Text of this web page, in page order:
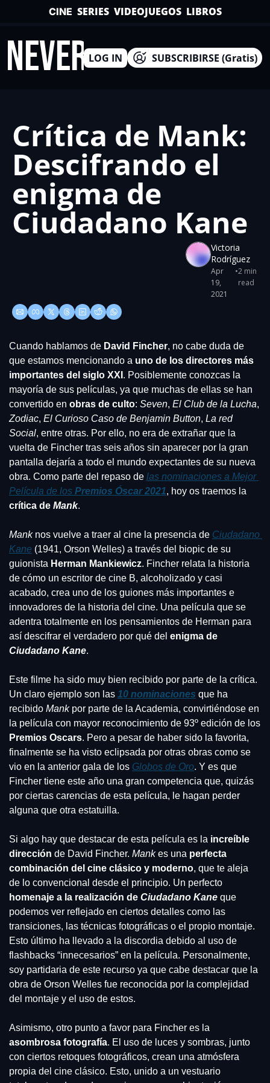
CINE SERIES VIDEOJUEGOS LIBROS
LOG IN SUBSCRIBIRSE (Gratis)
Crítica de Mank:
Descifrando el
enigma de
Ciudadano Kane
Victoria
Rodríguez
Apr
19,
2021
•2 min
read
Cuando hablamos de David Fincher, no cabe duda de
que estamos mencionando a uno de los directores más
importantes del siglo XXI . Posiblemente conozcas la
mayoría de sus películas, ya que muchas de ellas se han
convertido en obras de culto: Seven, El Club de la Lucha
Zodiac, El Curioso Caso de Benjamin Button, La red
Social, entre otras. Por ello, no era de extrañar que la
vuelta de Fincher tras seis años sin aparecer por la gran
pantalla dejaría a todo el mundo expectantes de su nueva
obra. Como parte del repaso de las nominaciones a Mejor
Película de los Premios Óscar 2021
crítica de Mank.
Mank nos vuelve a traer al cine la presencia de Ciudadano
Kane (1941, Orson Welles) a través del biopic de su
guionista Herman Mankiewicz. Fincher relata la historia
de cómo un escritor de cine B, alcoholizado y casi
acabado, crea uno de los guiones más importantes e
innovadores de la historia del cine. Una película que se
adentra totalmente en los pensamientos de Herman para
así descifrar el verdadero por qué del
Ciudadano Kane.
Este filme ha sido muy bien recibido por parte de la crítica.
Un claro ejemplo son las 10 nominaciones que ha
recibido Mank por parte de la Academia, convirtiéndose en
Premios Oscars. Pero a pesar de haber sido la favorita,
finalmente se ha visto eclipsada por otras obras como se
vio en la anterior gala de los Globos de Oro. Y es que
Fincher tiene este año una gran competencia que, quizás
por ciertas carencias de esta película, le hagan perder
alguna que otra estatuilla.
Si algo hay que destacar de esta película es la increíble
dirección de David Fincher. Mank es una perfecta
combinación del cine clásico y moderno, que te aleja
homenaje a la realización de Ciudadano Kane que
podemos ver reflejado en ciertos detalles como las
transiciones, las técnicas fotográficas o el propio montaje.
Esto último ha llevado a la discordia debido al uso de
flashbacks “innecesarios” en la película. Personalmente,
soy partidaria de este recurso ya que cabe destacar que la
obra de Orson Welles fue reconocida por la complejidad
del montaje y el uso de estos.
asombrosa fotografía. El uso de luces y sombras, junto
con ciertos retoques fotográficos, crean una atmósfera
propia del cine clásico. Esto, unido a un vestuario